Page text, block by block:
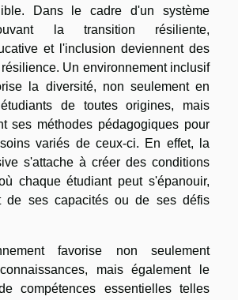
Dans le cadre d'un système
la transition résiliente,
et l'inclusion deviennent des
Un environnement inclusif
la diversité, non seulement en
de toutes origines, mais
ses méthodes pédagogiques pour
variés de ceux-ci. En effet, la
s'attache à créer des conditions
chaque étudiant peut s'épanouir,
de ses capacités ou de ses défis
favorise non seulement
mais également le
compétences essentielles telles